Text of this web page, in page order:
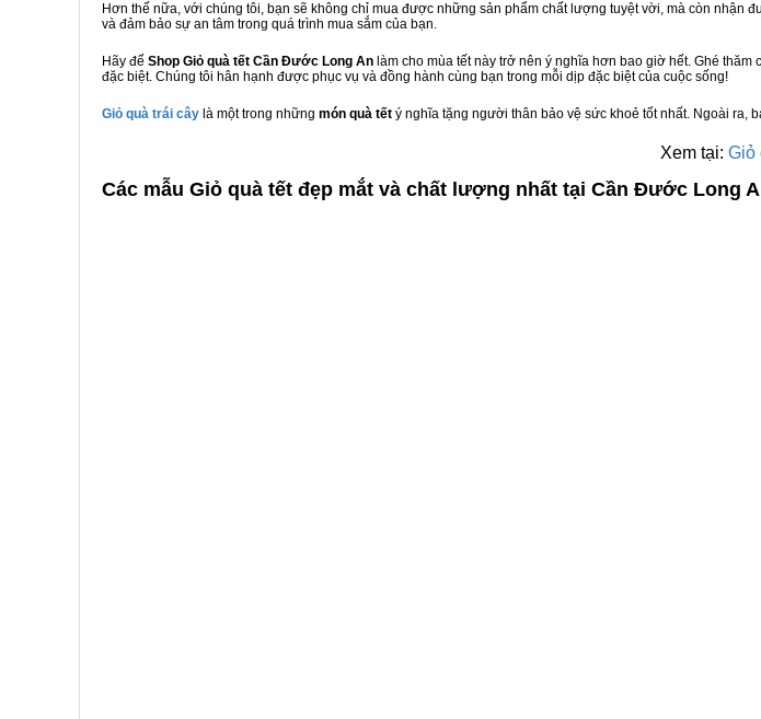
Hơn thế nữa, với chúng tôi, bạn sẽ không chỉ mua được những sản phẩm chất lượng tuyệt vời, mà còn nhận
và đảm bảo sự an tâm trong quá trình mua sắm của bạn.
Hãy để Shop Giỏ quà tết Cần Đước Long An làm cho mùa tết này trở nên ý nghĩa hơn bao giờ hết. Ghé
đặc biệt. Chúng tôi hân hạnh được phục vụ và đồng hành cùng bạn trong mỗi dịp đặc biệt của cuộc sống!
Giỏ quà trái cây là một trong những món quà tết ý nghĩa tặng người thân bảo vệ sức khoẻ tốt nhất. Ngoài ra,
Xem tại: Giỏ
Các mẫu Giỏ quà tết đẹp mắt và chất lượng nhất tại Cần Đước Long